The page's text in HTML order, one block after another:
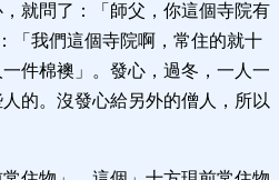
就問了：「師父，你這個寺院有
「我們這個寺院啊，常住的就十
件棉襖」。發心，過冬，一人一
的。沒發心給另外的僧人，所以